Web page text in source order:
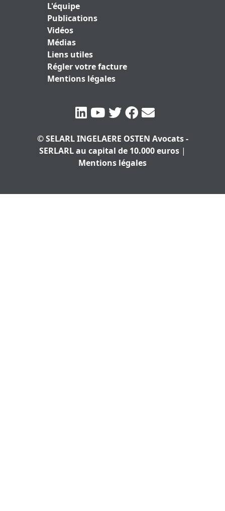
L'équipe
Publications
Vidéos
Médias
Liens utiles
Régler votre facture
Mentions légales
© SELARL INGELAERE OSTEN Avocats -
SERLARL au capital de 10.000 euros |
Mentions légales